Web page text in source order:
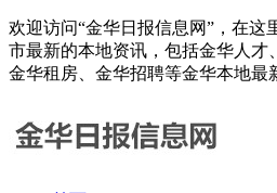
欢迎访问“金华日报信息网”，在这
市最新的本地资讯，包括金华人才
金华租房、金华招聘等金华本地最